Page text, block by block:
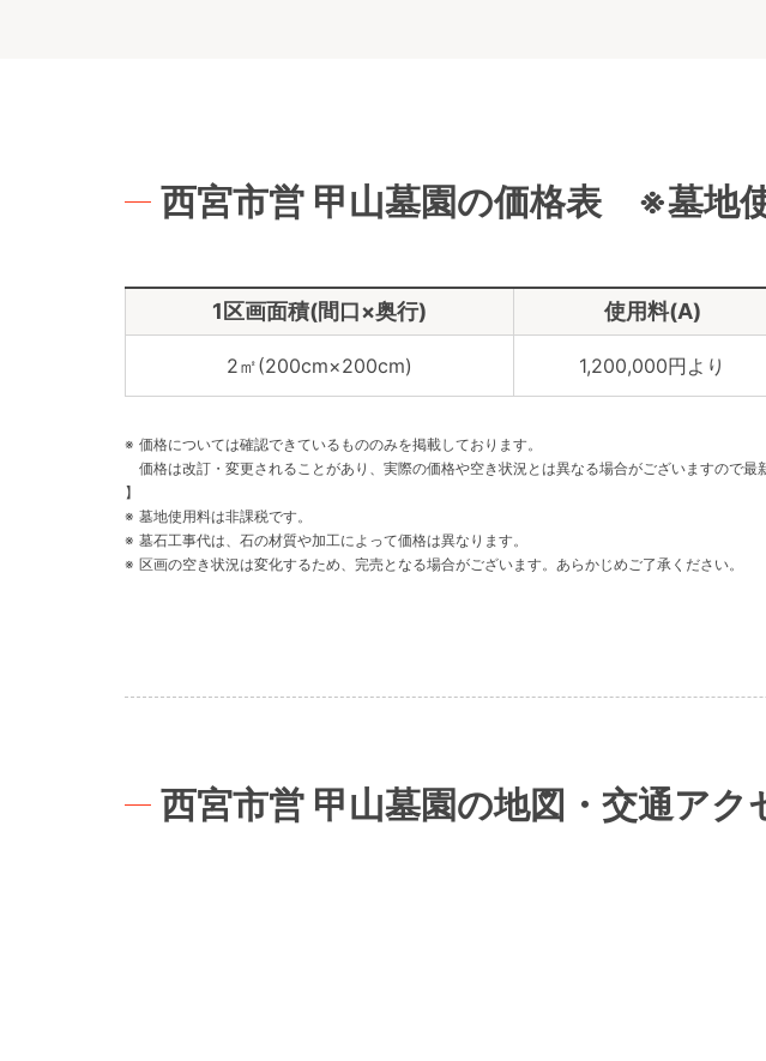
西宮市営 甲山墓園の価格表 ※墓地
1区画面積(間口×奥行) 使用料(A)
2㎡(200cm×200cm) 1,200,000円より
価格については確認できているもののみを掲載しております。
価格は改訂・変更されることがあり、実際の価格や空き状況とは異なる場合がございますので
】
墓地使用料は非課税です。
墓石工事代は、石の材質や加工によって価格は異なります。
区画の空き状況は変化するため、完売となる場合がございます。あらかじめご了承ください。
西宮市営 甲山墓園の地図・交通アク